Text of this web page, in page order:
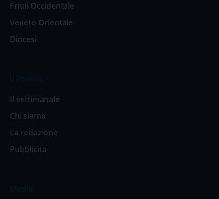
Friuli Occidentale
Veneto Orientale
Diocesi
Il settimanale
Chi siamo
La redazione
Pubblicità